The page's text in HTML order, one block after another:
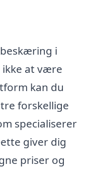
i
ikke at være
kan du
forskellige
specialiserer
giver dig
priser og